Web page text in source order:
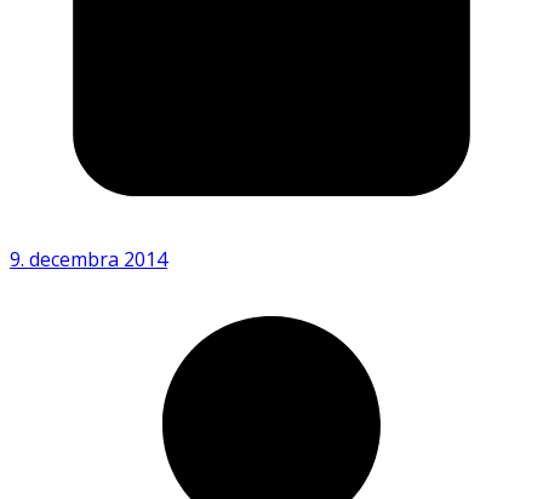
9. decembra 2014